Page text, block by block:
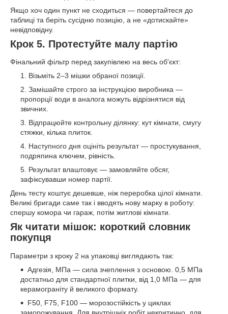
Якщо хоч один пункт не сходиться — повертайтеся до
таблиці та беріть сусідню позицію, а не «дотискайте»
невідповідну.
Крок 5. Протестуйте малу партію
Фінальний фільтр перед закупівлею на весь об'єкт:
Візьміть 2–3 мішки обраної позиції.
Замішайте строго за інструкцією виробника —
пропорції води в аналога можуть відрізнятися від
звичних.
Відпрацюйте контрольну ділянку: кут кімнати, смугу
стяжки, кілька плиток.
Наступного дня оцініть результат — простукування,
подряпина ключем, рівність.
Результат влаштовує — замовляйте обсяг,
зафіксувавши номер партії.
День тесту коштує дешевше, ніж переробка цілої кімнати.
Великі бригади саме так і вводять нову марку в роботу:
спершу комора чи гараж, потім житлові кімнати.
Як читати мішок: короткий словник
покупця
Параметри з кроку 2 на упаковці виглядають так:
Адгезія, МПа — сила зчеплення з основою. 0,5 МПа
достатньо для стандартної плитки, від 1,0 МПа — для
керамограніту й великого формату.
F50, F75, F100 — морозостійкість у циклах